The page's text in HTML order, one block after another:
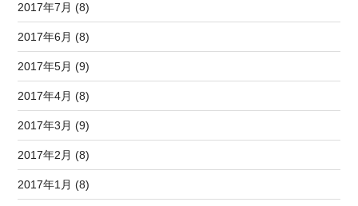
2017年7月 (8)
2017年6月 (8)
2017年5月 (9)
2017年4月 (8)
2017年3月 (9)
2017年2月 (8)
2017年1月 (8)